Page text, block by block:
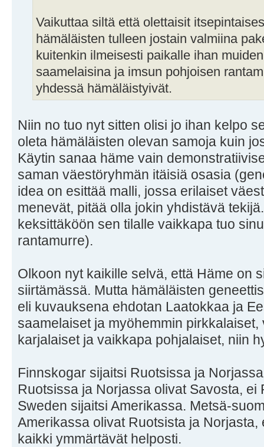
Vaikuttaa siltä että olettaisit
hämäläisten tulleen jostain valmiina
kuitenkin ilmeisesti paikalle ihan
saamelaisina ja imsun pohjoisen
yhdessä hämäläistyivät.
Niin no tuo nyt sitten olisi jo ihan kelpo
oleta hämäläisten olevan samoja kuin
Käytin sanaa häme vain
saman väestöryhmän itäisiä osasia
idea on esittää malli, jossa erilaiset
menevät, pitää olla jokin yhdistävä
keksittäköön sen tilalle vaikkapa tuo
rantamurre).
Olkoon nyt kaikille selvä, että Häme on
siirtämässä. Mutta hämäläisten
eli kuvauksena ehdotan Laatokkaa ja
saamelaiset ja myöhemmin
karjalaiset ja vaikkapa pohjalaiset, niin
Finnskogar sijaitsi Ruotsissa ja
Ruotsissa ja Norjassa olivat Savosta, ei
Sweden sijaitsi Amerikassa. Metsä-
Amerikassa olivat Ruotsista ja Norjasta,
kaikki ymmärtävät helposti.